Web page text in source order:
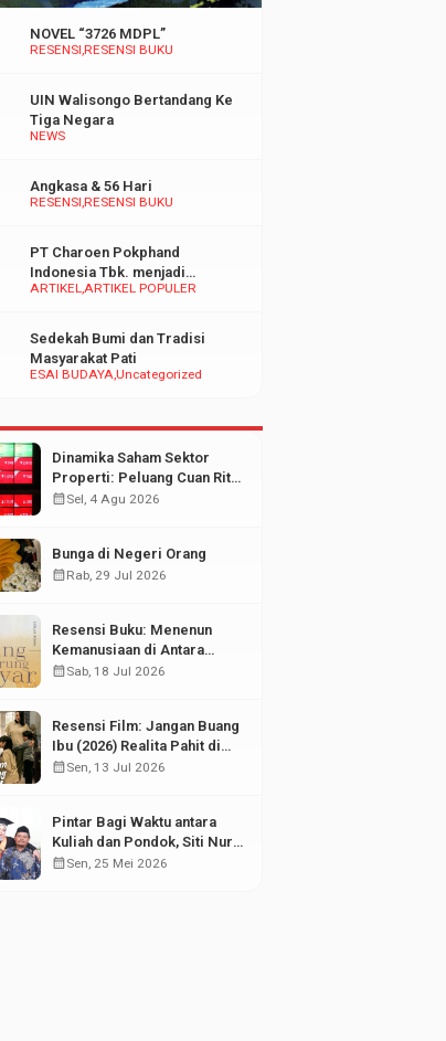
RESENSI RESENSI BUKU
NOVEL “3726 MDPL”
NEWS
UIN Walisongo Bertandang Ke
Tiga Negara
RESENSI RESENSI BUKU
Angkasa & 56 Hari
ARTIKELARTIKEL POPULER
PT Charoen Pokphand
Indonesia Tbk. menjadi
inspirasi Bagi UMKM di
ESAI BUDAYAUncategorized
Sedekah Bumi dan Tradisi
Masyarakat Pati
Dinamika Saham Sektor
Properti: Peluang Cuan Ritel
di Tengah Fluktuasi Pasar
calendar_monthSel, 4 Agu 2026
Bunga di Negeri Orang
calendar_monthRab, 29 Jul 2026
Resensi Buku: Menenun
Kemanusiaan di Antara
Puing Sejarah
calendar_monthSab, 18 Jul 2026
Resensi Film: Jangan Buang
Ibu (2026) Realita Pahit di
Balik Kesuksesan Anak
calendar_monthSen, 13 Jul 2026
Pintar Bagi Waktu antara
Kuliah dan Pondok, Siti Nur
Aisyah Sabet Gelar
calendar_monthSen, 25 Mei 2026